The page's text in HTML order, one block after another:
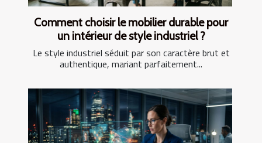
Comment choisir le mobilier durable pour
un intérieur de style industriel ?
Le style industriel séduit par son caractère brut et
authentique, mariant parfaitement...